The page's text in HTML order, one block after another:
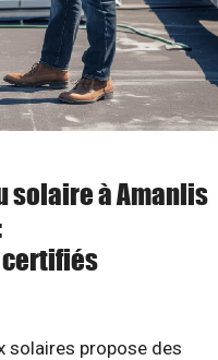
solaire à Amanlis
solaires propose des